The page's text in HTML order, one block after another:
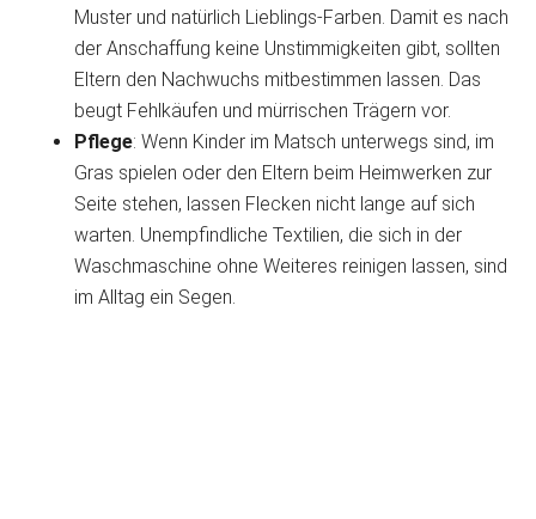
Muster und natürlich Lieblings-Farben. Damit es nach
der Anschaffung keine Unstimmigkeiten gibt, sollten
Eltern den Nachwuchs mitbestimmen lassen. Das
beugt Fehlkäufen und mürrischen Trägern vor.
Pflege: Wenn Kinder im Matsch unterwegs sind, im
Gras spielen oder den Eltern beim Heimwerken zur
Seite stehen, lassen Flecken nicht lange auf sich
warten. Unempfindliche Textilien, die sich in der
Waschmaschine ohne Weiteres reinigen lassen, sind
im Alltag ein Segen.